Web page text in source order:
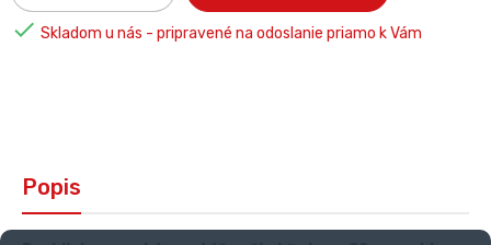
 Skladom u nás - pripravené na odoslanie priamo k Vám
Popis